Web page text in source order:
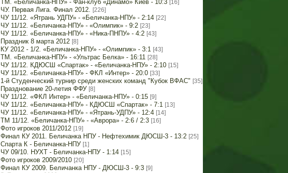
ТМ. «Беличанка-НПУ» - Фан-клуб «Динамо» Киев - 10:3 [16]
ЧУ. Первая Лига. Финал 2012. [226]
ЧУ 11/12. «Ятрань УДПУ» - «Беличанка-НПУ» - 2:14 [22]
ЧУ 11/12. «Беличанка-НПУ» - «Олимпик» - 9:2 [23]
ЧУ 11/12. «Беличанка-НПУ» - «Ника-ПНПУ» - 4:2 [43]
Праздник 8 марта 2012 [8]
КУ 2012 - 1/2. «Беличанка-НПУ» - «Олимпик» - 3:1 [43]
ТМ. «Беличанка-НПУ» - «Ультрас Белка» - 16:11 [28]
ЧУ 11/12. КДЮСШ «Спартак» - «Беличанка-НПУ» - 2:10 [15]
ЧУ 11/12. «Беличанка-НПУ» - ФКЛ «Интер» - 20:0 [33]
1-й Студенческий турнир среди женских команд "Кубок ВФАС" [35]
Празднование 20-летия ФФУ [8]
ЧУ 11/12. «ФКЛ Интер» - «Беличанка-НПУ» - 0:15 [9]
ЧУ 11/12. «Беличанка-НПУ» - КДЮСШ «Спартак» - 7:1 [13]
ЧУ 11/12. «Беличанка-НПУ» - «Ятрань-УДПУ» - 12:4 [14]
ТМ 11/12. «Беличанка-НПУ» - «Аврора» - 2:6 / 2:3 [16]
Фото игроков 2011/2012 [19]
Финал КУ 2011. Беличанка НПУ - Нефтехимик ДЮСШ-3 - 13:2 [25]
Спарта К - Беличанка-НПУ [1]
ЧУ 09/10. НУХТ - Беличанка-НПУ - 1:14 [15]
Фото игроков 2009/2010 [20]
Финал КУ 2009. Беличанка НПУ - ДЮСШ-3 - 9:3 [9]